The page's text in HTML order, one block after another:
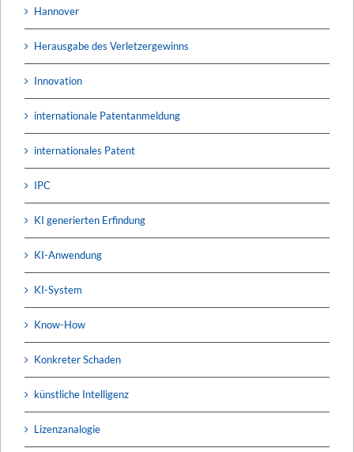
Hannover
Herausgabe des Verletzergewinns
Innovation
internationale Patentanmeldung
internationales Patent
IPC
KI generierten Erfindung
KI-Anwendung
KI-System
Know-How
Konkreter Schaden
künstliche Intelligenz
Lizenzanalogie